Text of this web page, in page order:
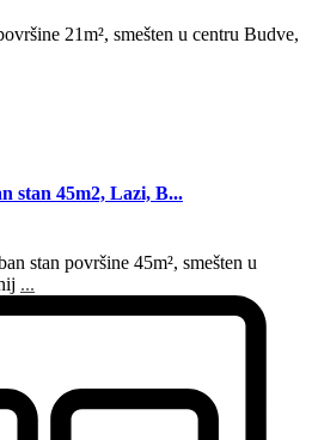
21m², smešten u centru Budve,
stan 45m2, Lazi, B...
stan površine 45m², smešten u
...